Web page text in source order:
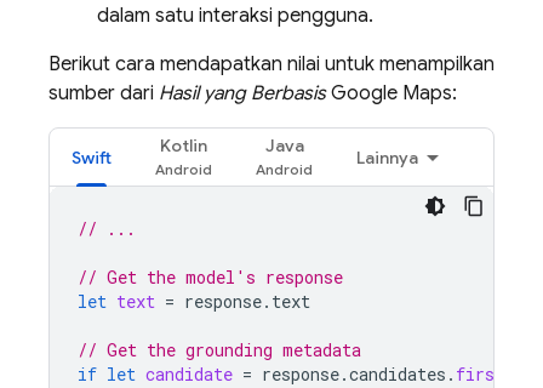
dalam satu interaksi pengguna.
Berikut cara mendapatkan nilai untuk menampilkan
sumber dari Hasil yang Berbasis Google Maps:
Swift
Kotlin Java
Lainnya
// ...
// Get the model's response
let text = response. text
// Get the grounding metadata
if let candidate = response.candidates . first